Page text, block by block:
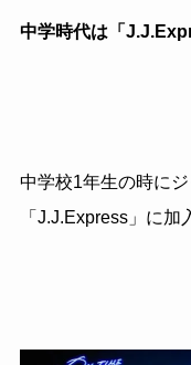
中学時代は「
中学校1年生の時に
「J.J.Express」に加